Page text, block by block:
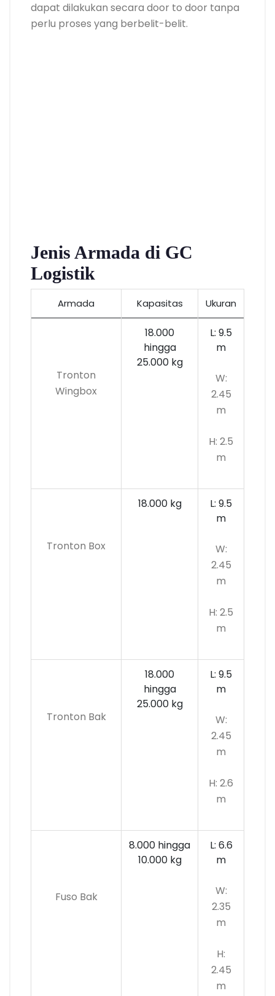
dapat dilakukan secara door to door tanpa
perlu proses yang berbelit-belit.
Jenis Armada di GC
Logistik
Armada Kapasitas Ukuran
Tronton
Wingbox
18.000
hingga
25.000 kg
L: 9.5
m
W:
2.45
m
H: 2.5
m
Tronton Box
18.000 kg
L: 9.5
m
W:
2.45
m
H: 2.5
m
Tronton Bak
18.000
hingga
25.000 kg
L: 9.5
m
W:
2.45
m
H: 2.6
m
Fuso Bak
8.000 hingga
10.000kg
L: 6.6
m
W:
2.35
m
H:
2.45
m